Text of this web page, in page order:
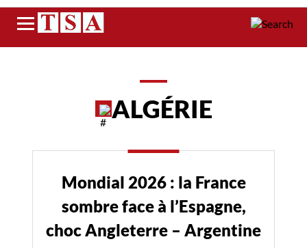
Menu
ALGÉRIE
Mondial 2026 : la France
sombre face à l’Espagne,
choc Angleterre – Argentine